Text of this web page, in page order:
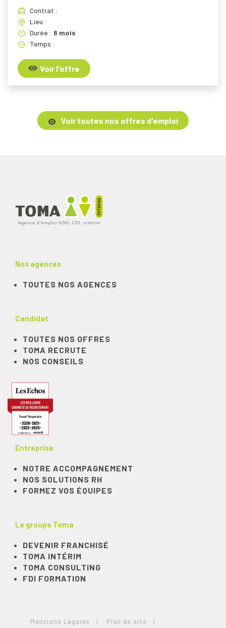
Contrat :
Lieu :
Durée : 6 mois
Temps :
Voir l'offre
Voir toutes nos offres d'emploi
Nos agences
TOUTES NOS AGENCES
Candidat
TOUTES NOS OFFRES
TOMA RECRUTE
NOS CONSEILS
Entreprise
NOTRE ACCOMPAGNEMENT
NOS SOLUTIONS RH
FORMEZ VOS ÉQUIPES
Le groupe Toma
DEVENIR FRANCHISÉ
TOMA INTÉRIM
TOMA CONSULTING
FDI FORMATION
Mentions Légales Plan de site